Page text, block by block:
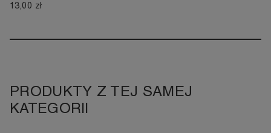
13,00 zł
PRODUKTY Z TEJ SAMEJ
KATEGORII